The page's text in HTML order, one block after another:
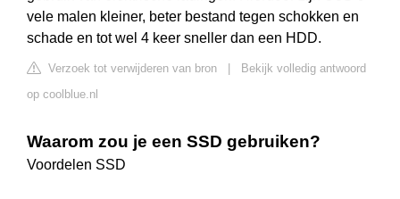
vele malen kleiner, beter bestand tegen schokken en
schade en tot wel 4 keer sneller dan een HDD.
Verzoek tot verwijderen van bron
Bekijk volledig antwoord
op coolblue.nl
Waarom zou je een SSD gebruiken?
Voordelen SSD